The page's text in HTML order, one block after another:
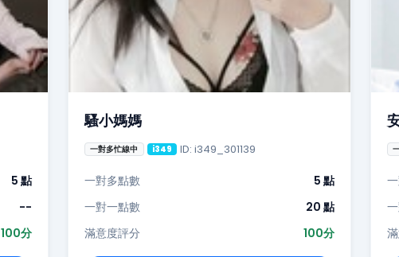
5 點
--
100分
騷小媽媽
一對多忙線中 i349 ID: i349_301139
一對多點數
5 點
一對一點數
20 點
滿意度評分
100分